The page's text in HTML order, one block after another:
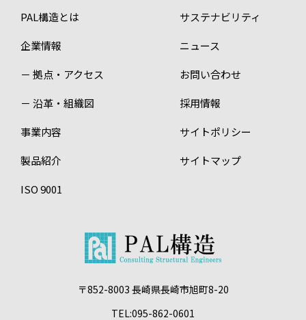
〒852-8003 長崎県長崎市旭町8-20
TEL:095-862-0601
PAL構造とは
企業情報
－ 拠点・アクセス
－ 沿革・組織図
事業内容
製品紹介
ISO 9001
サステナビリティ
ニュース
お問い合わせ
採用情報
サイトポリシー
サイトマップ